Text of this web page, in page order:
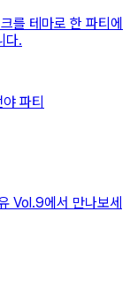
를 테마로 한 파티에
다.
Vol.9에서 만나보세